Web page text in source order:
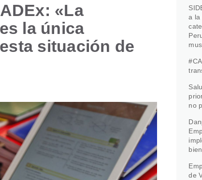
«La
la única
situación de
a la
no
de